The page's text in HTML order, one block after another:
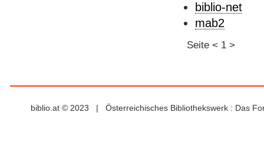
biblio-net
mab2
Seite < 1 >
biblio.at © 2023 | Österreichisches Bibliothekswerk : Das